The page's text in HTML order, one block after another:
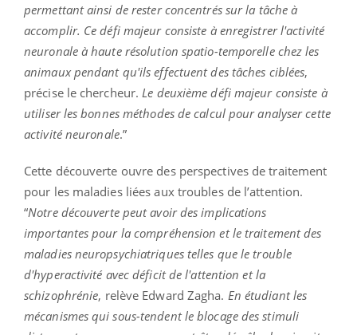
permettant ainsi de rester concentrés sur la tâche à
accomplir. Ce défi majeur consiste à enregistrer l'activité
neuronale à haute résolution spatio-temporelle chez les
animaux pendant qu'ils effectuent des tâches ciblées,
précise le chercheur. Le deuxième défi majeur consiste à
utiliser les bonnes méthodes de calcul pour analyser cette
activité neuronale.”
Cette découverte ouvre des perspectives de traitement
pour les maladies liées aux troubles de l’attention.
“Notre découverte peut avoir des implications
importantes pour la compréhension et le traitement des
maladies neuropsychiatriques telles que le trouble
d'hyperactivité avec déficit de l'attention et la
schizophrénie, relève Edward Zagha. En étudiant les
mécanismes qui sous-tendent le blocage des stimuli